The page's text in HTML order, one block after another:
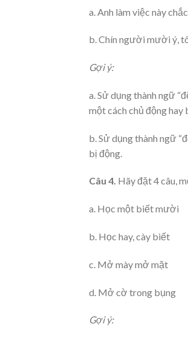
a. Anh làm việc này
b. Chín người mười ý,
Gợi ý:
a. Sử dụng thành ngữ
một cách chủ động hay
b. Sử dụng thành ngữ
bị động.
Câu 4. Hãy đặt 4 câu,
a. Học một biết mười
b. Học hay, cày biết
c. Mở mày mở mặt
d. Mở cờ trong bụng
Gợi ý: